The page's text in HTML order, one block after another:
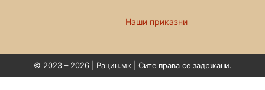
Наши приказни
© 2023 – 2026 | Рацин.мк | Сите права се задржани.